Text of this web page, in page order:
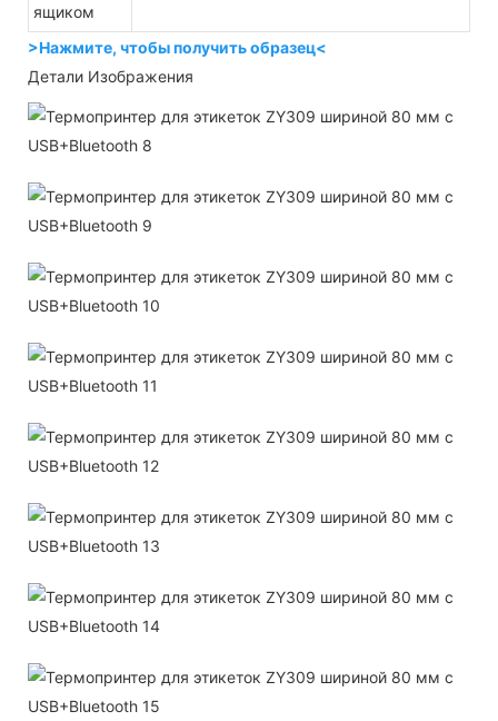
ящиком
>Нажмите, чтобы получить образец<
Детали Изображения